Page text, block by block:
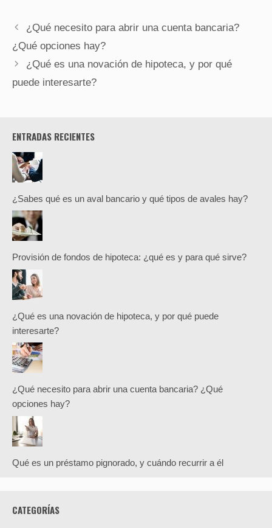
¿Qué necesito para abrir una cuenta bancaria?
¿Qué opciones hay?
¿Qué es una novación de hipoteca, y por qué
puede interesarte?
ENTRADAS RECIENTES
¿Sabes qué es un aval bancario y qué tipos de avales hay?
Provisión de fondos de hipoteca: ¿qué es y para qué sirve?
¿Qué es una novación de hipoteca, y por qué puede
interesarte?
¿Qué necesito para abrir una cuenta bancaria? ¿Qué
opciones hay?
Qué es un préstamo pignorado, y cuándo recurrir a él
CATEGORÍAS